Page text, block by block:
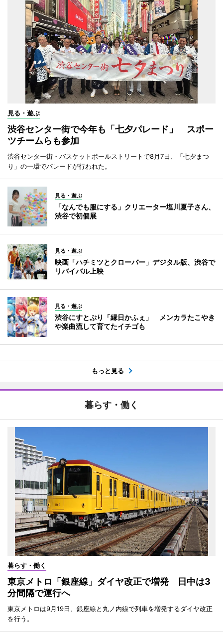
見る・遊ぶ
渋谷センター街で今年も「七夕パレード」 スポー
ツチームらも参加
渋谷センター街・バスケットボールストリートで8月7日、「七夕まつ
り」の一環でパレードが行われた。
見る・遊ぶ
「なんでも服にする」クリエーター塩川夏子さん、
渋谷で初個展
見る・遊ぶ
映画「ハチミツとクローバー」デジタル版、渋谷で
リバイバル上映
見る・遊ぶ
渋谷にすとぷり「縁日かふぇ」 メンカラたこやき
や楽曲流して育てたイチゴも
もっと見る
暮らす・働く
暮らす・働く
東京メトロ「銀座線」ダイヤ改正で増発 日中は3
分間隔で運行へ
東京メトロは9月19日、銀座線と丸ノ内線で列車を増発するダイヤ改正
を行う。